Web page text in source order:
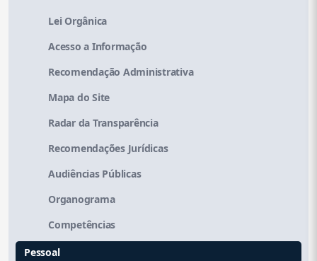
Lei Orgânica
Acesso a Informação
Recomendação Administrativa
Mapa do Site
Radar da Transparência
Recomendações Jurídicas
Audiências Públicas
Organograma
Competências
Pessoal